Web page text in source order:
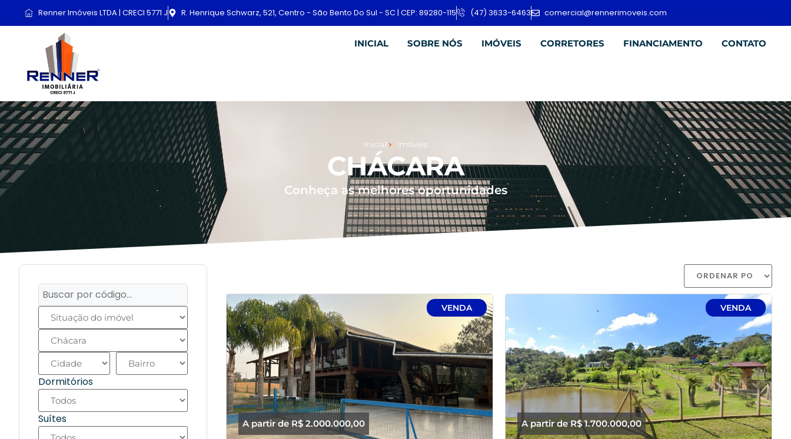
Renner Imóveis LTDA | CRECI 5771 J R. Henrique Schwarz, 521, Centro - São Bento Do Sul - SC | CEP: 89280-115 (47) 3633-6463 comercial@rennerimoveis.com
INICIAL SOBRE NÓS IMÓVEIS CORRETORES FINANCIAMENTO CONTATO
Inicial Imóveis
CHÁCARA
Conheça as melhores oportunidades
Dormitórios
Suítes A partir de R$ 2.000.000,00
VENDA
A partir de R$ 1.700.000,00
VENDA